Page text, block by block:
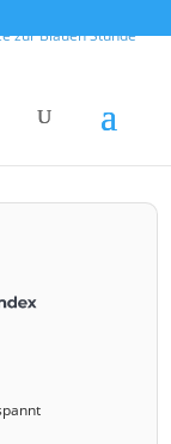
zur Blauen Stunde